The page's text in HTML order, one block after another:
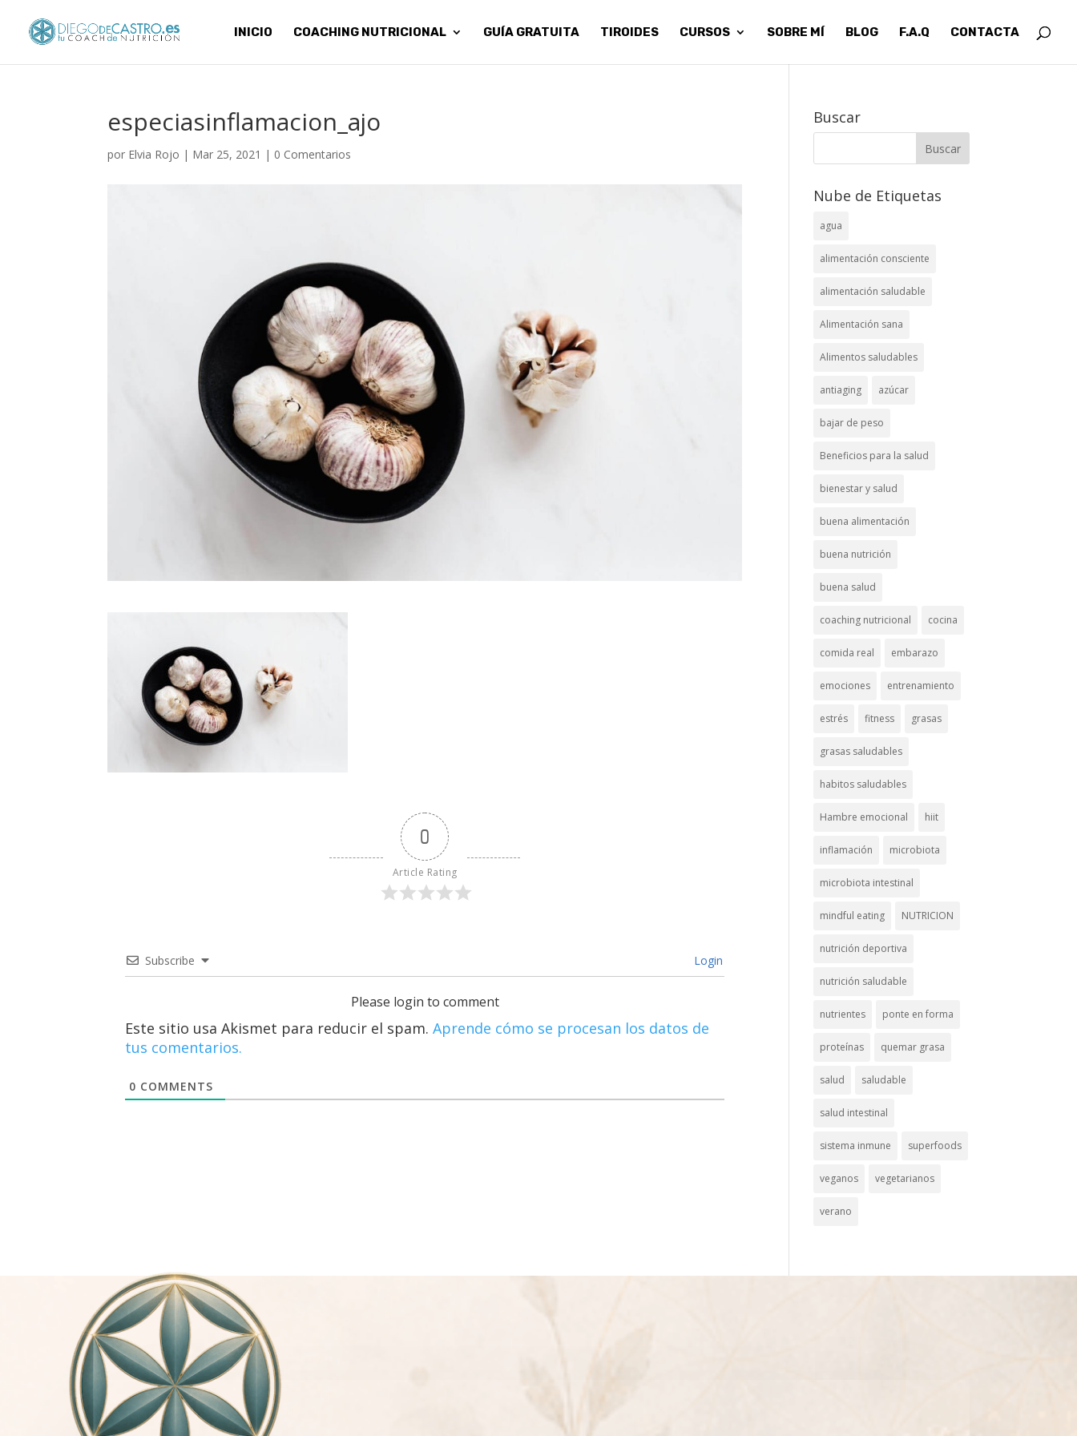
INICIO COACHING NUTRICIONAL GUÍA GRATUITA TIROIDES CURSOS SOBRE MÍ BLOG F.A.Q CONTACTA
especiasinflamacion_ajo
por Elvia Rojo | Mar 25, 2021 | 0 Comentarios
0
Article Rating
Subscribe Login
Please login to comment
Este sitio usa Akismet para reducir el spam.Aprende cómo se procesan los datos de
tus comentarios.
0 COMMENTS
Buscar
Nube de Etiquetas
agua
alimentación consciente
alimentación saludable
Alimentación sana
Alimentos saludables
antiaging azúcar
bajar de peso
Beneficios para la salud
bienestar y salud
buena alimentación
buena nutrición
buena salud
coaching nutricional cocina
comida real embarazo
emociones entrenamiento
estrés fitness grasas
grasas saludables
habitos saludables
Hambre emocional hiit
inflamación microbiota
microbiota intestinal
mindful eating NUTRICION
nutrición deportiva
nutrición saludable
nutrientes ponte en forma
proteínas quemar grasa
salud saludable
salud intestinal
sistema inmune superfoods
veganos vegetarianos
verano